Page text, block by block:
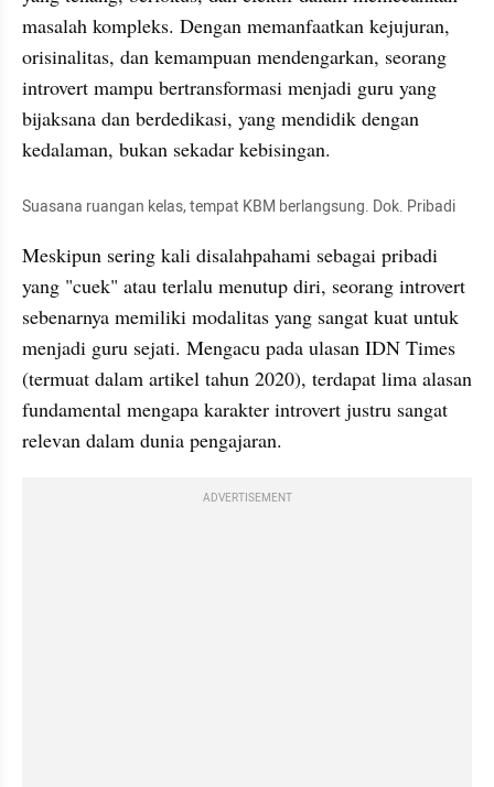
masalah kompleks. Dengan memanfaatkan kejujuran,
orisinalitas, dan kemampuan mendengarkan, seorang
introvert mampu bertransformasi menjadi guru yang
bijaksana dan berdedikasi, yang mendidik dengan
kedalaman, bukan sekadar kebisingan.
Suasana ruangan kelas, tempat KBM berlangsung. Dok. Pribadi
Meskipun sering kali disalahpahami sebagai pribadi
yang "cuek" atau terlalu menutup diri, seorang introvert
sebenarnya memiliki modalitas yang sangat kuat untuk
menjadi guru sejati. Mengacu pada ulasan IDN Times
(termuat dalam artikel tahun 2020), terdapat lima alasan
fundamental mengapa karakter introvert justru sangat
relevan dalam dunia pengajaran.
ADVERTISEMENT